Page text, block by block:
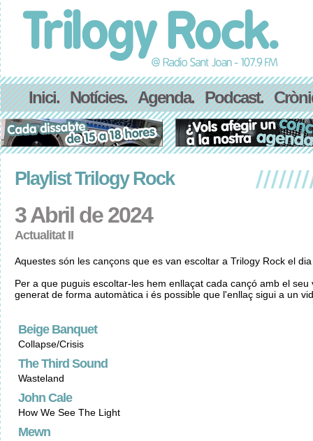
Inici. Notícies. Agenda. Podcast.
Playlist Trilogy Rock
3 Abril de 2024
Actualitat II
Aquestes són les cançons que es van escoltar a Trilogy Rock el
Per a que puguis escoltar-les hem enllaçat cada cançó amb el
generat de forma automàtica i és possible que l'enllaç sigui a un
Beige Banquet
Collapse/Crisis
The Third Sound
Wasteland
John Cale
How We See The Light
Mewn